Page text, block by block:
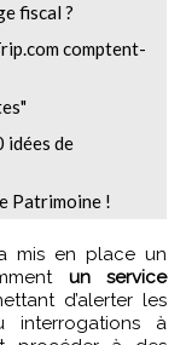
fiscal ?
comptent-
idées de
Patrimoine !
un service
d’alerter les
interrogations à